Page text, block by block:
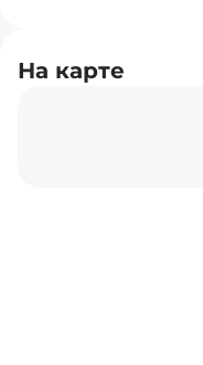
На карте